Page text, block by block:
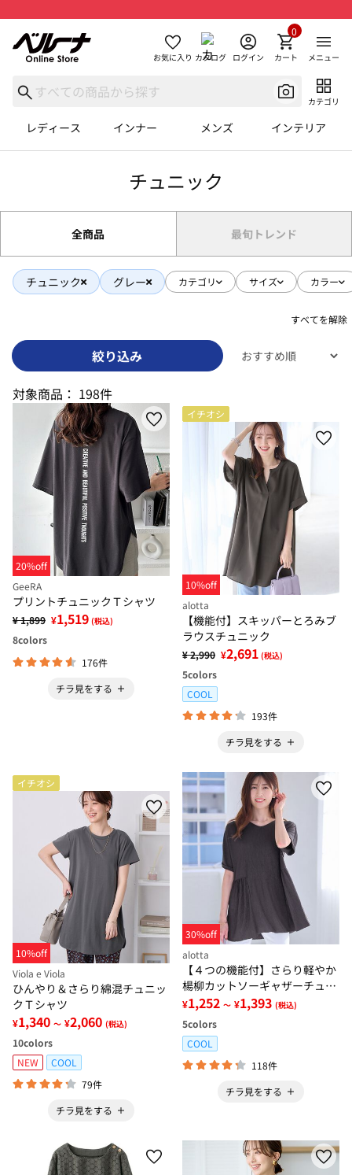
お気に入り カタログ ログイン カート
0
メニュー
カテゴリ
レディース インナー メンズ インテリア
チュニック
全商品 最旬トレンド
チュニック グレー カテゴリ サイズ カラー
すべてを解除
絞り込み
対象商品： 198件
20%off
GeeRA
プリントチュニックＴシャツ
¥ 1,899 ¥1,519 (税込)
8colors
176件
チラ見をする
イチオシ
10%off
alotta
【機能付】スキッパーとろみブ
ラウスチュニック
¥ 2,990 ¥2,691 (税込)
5colors
COOL
193件
チラ見をする
イチオシ
10%off
Viola e Viola
ひんやり＆さらり綿混チュニッ
クＴシャツ
¥1,340 ～ ¥2,060 (税込)
10colors
NEW
COOL
79件
チラ見をする
30%off
alotta
【４つの機能付】さらり軽やか
楊柳カットソーギャザーチュニ
ック
¥1,252 ～ ¥1,393 (税込)
5colors
COOL
118件
チラ見をする